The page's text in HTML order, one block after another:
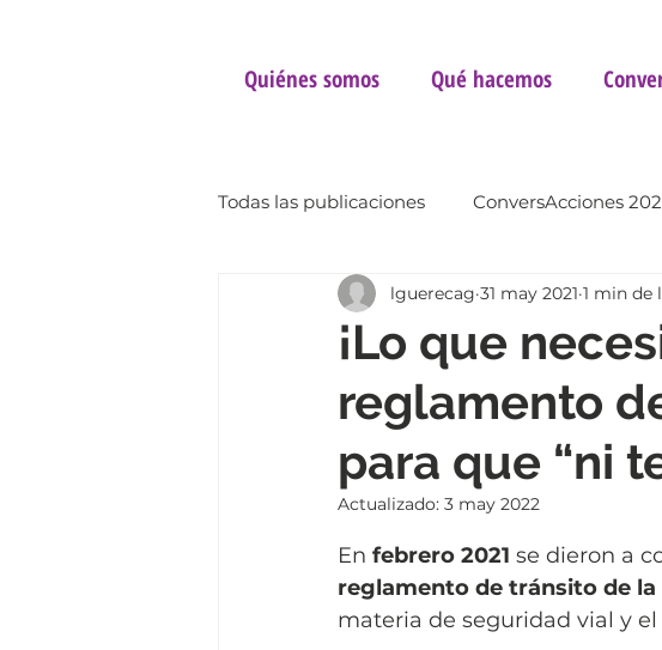
Quiénes somos Qué hacemos
Todas las publicaciones ConversAcciones
ConversAcciones 2023 Opinión
¡Lo que
reglamento
para que “ni
lguerecag 31 may 2021 1 min de
Actualizado: 3 may 2022
En febrero 2021 se dieron a
reglamento de tránsito de la
materia de seguridad vial y